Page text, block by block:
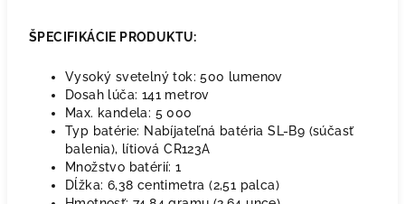
ŠPECIFIKÁCIE PRODUKTU:
Vysoký svetelný tok: 500 lumenov
Dosah lúča: 141 metrov
Max. kandela: 5 000
Typ batérie: Nabíjateľná batéria SL-B9 (súčasť
balenia), lítiová CR123A
Množstvo batérií: 1
Dĺžka: 6,38 centimetra (2,51 palca)